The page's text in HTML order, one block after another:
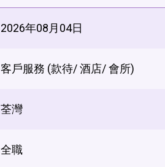
2026年08月04日
客戶服務 (款待/ 酒店/ 會所)
荃灣
全職